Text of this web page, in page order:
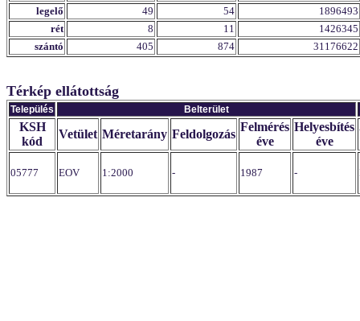
legelő
49 54
1896493
rét
8 11
1426345
szántó
405 874 31176622
Térkép ellátottság
Település Belterület
KSH
kód
Vetület Méretarány Feldolgozás
Felmérés
éve
Helyesbítés
éve
05777 EOV 1:2000 - 1987 -